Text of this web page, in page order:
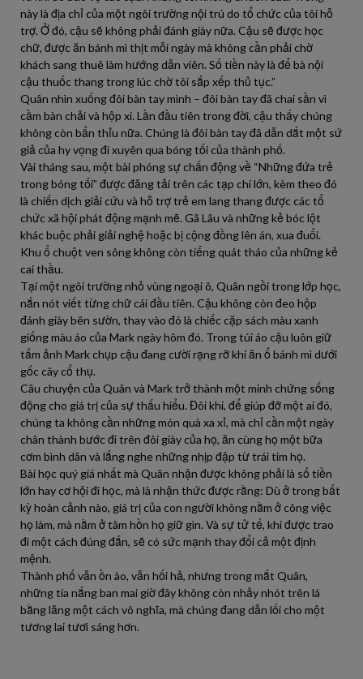
này là địa chỉ của một ngôi trường nội trú do tổ chức của tôi hỗ
trợ. Ở đó, cậu sẽ không phải đánh giày nữa. Cậu sẽ được học
chữ, được ăn bánh mì thịt mỗi ngày mà không cần phải chờ
khách sang thuê làm hướng dẫn viên. Số tiền này là để bà nội
cậu thuốc thang trong lúc chờ tôi sắp xếp thủ tục.”
Quân nhìn xuống đôi bàn tay mình – đôi bàn tay đã chai sần vì
cầm bàn chải và hộp xi. Lần đầu tiên trong đời, cậu thấy chúng
không còn bẩn thỉu nữa. Chúng là đôi bàn tay đã dẫn dắt một sứ
giả của hy vọng đi xuyên qua bóng tối của thành phố.
Vài tháng sau, một bài phóng sự chấn động về “Những đứa trẻ
trong bóng tối” được đăng tải trên các tạp chí lớn, kèm theo đó
là chiến dịch giải cứu và hỗ trợ trẻ em lang thang được các tổ
chức xã hội phát động mạnh mẽ. Gã Lâu và những kẻ bóc lột
khác buộc phải giải nghệ hoặc bị cộng đồng lên án, xua đuổi.
Khu ổ chuột ven sông không còn tiếng quát tháo của những kẻ
cai thầu.
Tại một ngôi trường nhỏ vùng ngoại ô, Quân ngồi trong lớp học,
nắn nót viết từng chữ cái đầu tiên. Cậu không còn đeo hộp
đánh giày bên sườn, thay vào đó là chiếc cặp sách màu xanh
giống màu áo của Mark ngày hôm đó. Trong túi áo cậu luôn giữ
tấm ảnh Mark chụp cậu đang cười rạng rỡ khi ăn ổ bánh mì dưới
gốc cây cổ thụ.
Câu chuyện của Quân và Mark trở thành một minh chứng sống
động cho giá trị của sự thấu hiểu. Đôi khi, để giúp đỡ một ai đó,
chúng ta không cần những món quà xa xỉ, mà chỉ cần một ngày
chân thành bước đi trên đôi giày của họ, ăn cùng họ một bữa
cơm bình dân và lắng nghe những nhịp đập từ trái tim họ.
Bài học quý giá nhất mà Quân nhận được không phải là số tiền
lớn hay cơ hội đi học, mà là nhận thức được rằng: Dù ở trong bất
kỳ hoàn cảnh nào, giá trị của con người không nằm ở công việc
họ làm, mà nằm ở tâm hồn họ giữ gìn. Và sự tử tế, khi được trao
đi một cách đúng đắn, sẽ có sức mạnh thay đổi cả một định
mệnh.
Thành phố vẫn ồn ào, vẫn hối hả, nhưng trong mắt Quân,
những tia nắng ban mai giờ đây không còn nhảy nhót trên lá
bằng lăng một cách vô nghĩa, mà chúng đang dẫn lối cho một
tương lai tươi sáng hơn.